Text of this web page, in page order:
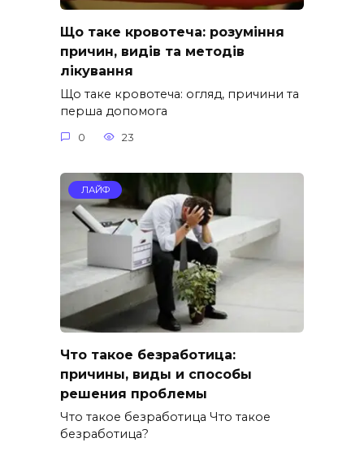
Що таке кровотеча: розуміння
причин, видів та методів
лікування
Що таке кровотеча: огляд, причини та
перша допомога
0 23
ЛАЙФ
Что такое безработица:
причины, виды и способы
решения проблемы
Что такое безработица Что такое
безработица?